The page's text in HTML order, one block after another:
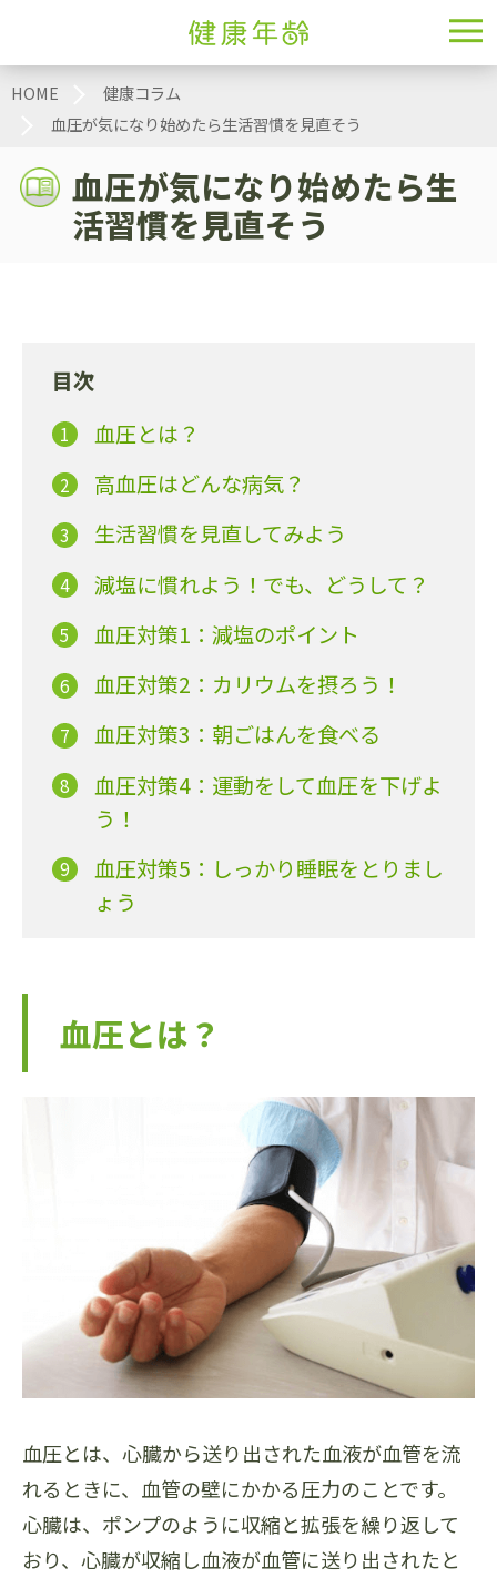
HOME
健康コラム
血圧が気になり始めたら生活習慣を見直そう
血圧が気になり始めたら生
活習慣を見直そう
目次
血圧とは？
高血圧はどんな病気？
生活習慣を見直してみよう
減塩に慣れよう！でも、どうして？
血圧対策1：減塩のポイント
血圧対策2：カリウムを摂ろう！
血圧対策3：朝ごはんを食べる
血圧対策4：運動をして血圧を下げよ
う！
血圧対策5：しっかり睡眠をとりまし
ょう
血圧とは？
血圧とは、心臓から送り出された血液が血管を流
れるときに、血管の壁にかかる圧力のことです。
心臓は、ポンプのように収縮と拡張を繰り返して
おり、心臓が収縮し血液が血管に送り出されたと